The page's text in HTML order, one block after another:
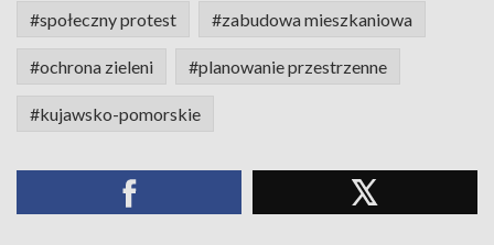
#społeczny protest #zabudowa mieszkaniowa
#ochrona zieleni #planowanie przestrzenne
#kujawsko-pomorskie